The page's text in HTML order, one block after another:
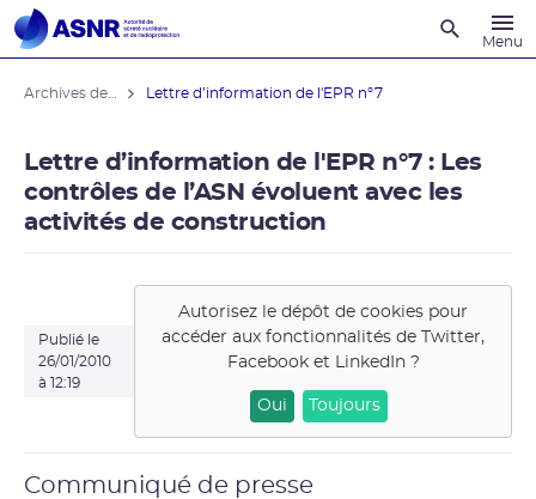
Menu
Lettre d’information de l'EPR n°7
Lettre d’information de l'EPR n°7 : Les
contrôles de l’ASN évoluent avec les
activités de construction
Publié le
26/01/2010
à 12:19
Autorisez le dépôt de cookies pour
accéder aux fonctionnalités deTwitter,
Facebook et LinkedIn?
Oui Toujours
Communiqué de presse